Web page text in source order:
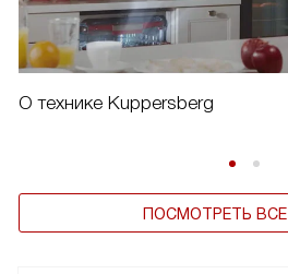
О технике Kuppersberg
ПОСМОТРЕТЬ